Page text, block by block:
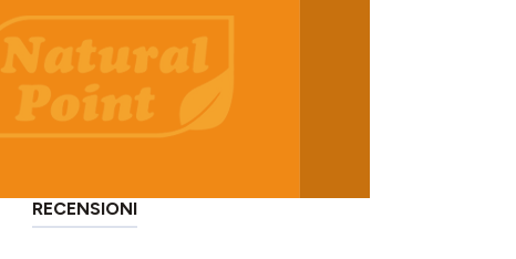
RECENSIONI